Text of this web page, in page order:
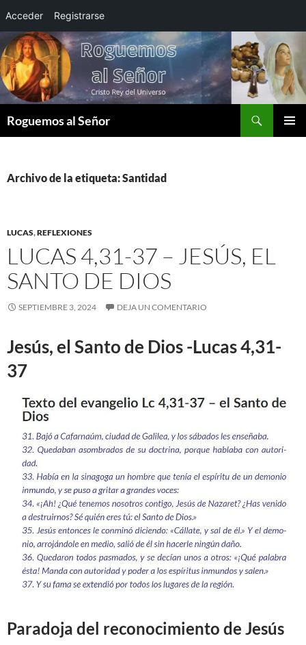
Acceder Registrarse
Saltar
al
contenido
Roguemos al Señor
Archivo de la etiqueta: Santidad
LUCAS,REFLEXIONES
LUCAS 4,31-37 – JESÚS, EL
SANTO DE DIOS
SEPTIEMBRE 3, 2024 DEJA UN COMENTARIO
Jesús, el Santo de Dios -Lucas 4,31-
37
Paradoja del reconocimiento de Jesús